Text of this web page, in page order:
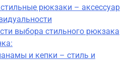
рюкзаки – аксессуар
выбора стильного рюкзака
и кепки – стиль и